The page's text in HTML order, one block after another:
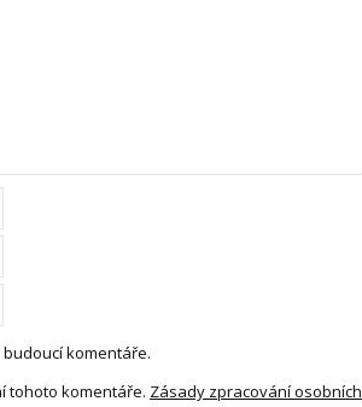
komentáře.
tohoto komentáře. Zásady zpracování osobních